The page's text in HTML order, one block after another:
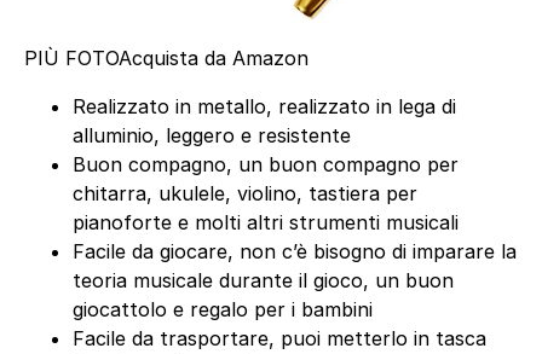
PIÙ FOTOAcquista da Amazon
Realizzato in metallo, realizzato in lega di
alluminio, leggero e resistente
Buon compagno, un buon compagno per
chitarra, ukulele, violino, tastiera per
pianoforte e molti altri strumenti musicali
Facile da giocare, non c’è bisogno di imparare la
teoria musicale durante il gioco, un buon
giocattolo e regalo per i bambini
Facile da trasportare, puoi metterlo in tasca